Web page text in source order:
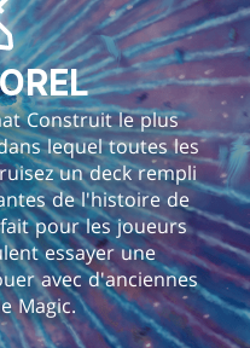
Construit le plus
lequel toutes les
un deck rempli
de l'histoire de
pour les joueurs
essayer une
avec d'anciennes
Magic.